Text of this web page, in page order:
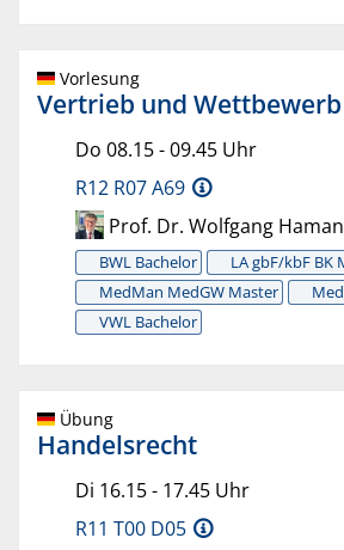
Vorlesung
Vertrieb und Wettbewerb
Do 08.15 - 09.45 Uhr
R12 R07 A69
Prof. Dr. Wolfgang
BWL Bachelor
LA gbF/kbF BK
MedMan MedGW Master
VWL Bachelor
Übung
Handelsrecht
Di 16.15 - 17.45 Uhr
R11 T00 D05